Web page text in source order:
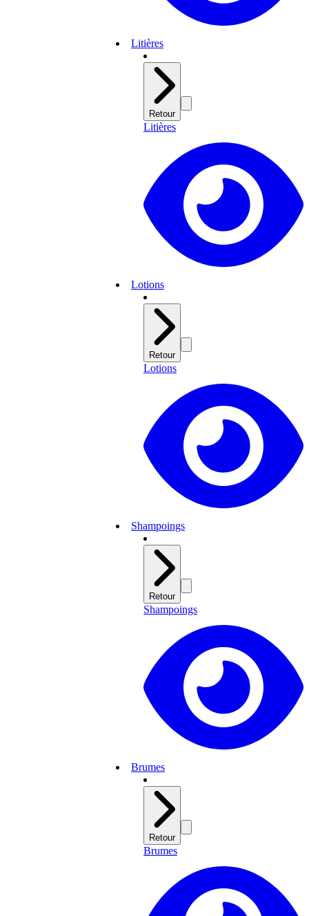
Litières
Retour
Litières
Lotions
Retour
Lotions
Shampoings
Retour
Shampoings
Brumes
Retour
Brumes